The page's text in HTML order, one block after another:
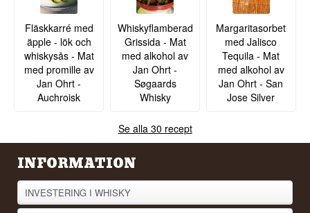
Fläskkarré med
äpple - lök och
whiskysås - Mat
med promille av
Jan Ohrt -
Auchroisk
Whiskyflamberad
Grissida - Mat
med alkohol av
Jan Ohrt -
Søgaards
Whisky
Margaritasorbet
med Jalisco
Tequila - Mat
med alkohol av
Jan Ohrt - San
Jose Silver
Se alla 30 recept
INFORMATION
INVESTERING I WHISKY